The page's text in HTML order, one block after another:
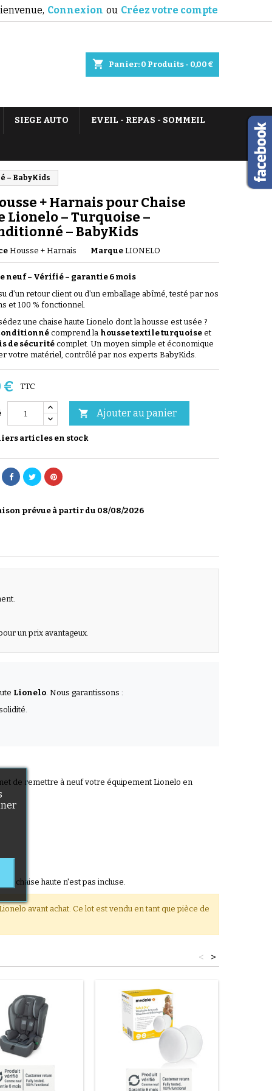
Connexion ou Créez votre compte
shopping_cart Panier: 0 Produits - 0,00 €
SIEGE AUTO EVEIL - REPAS - SOMMEIL
– BabyKids
+ Harnais pour Chaise
Lionelo – Turquoise –
– BabyKids
Housse + Harnais Marque LIONELO
neuf – Vérifié – garantie 6 mois
d’un retour client ou d’un emballage abîmé, testé par nos
et 100 % fonctionnel.
une chaise haute Lionelo dont la housse est usée ?
comprend la housse textile turquoise et
de sécurité complet. Un moyen simple et économique
votre matériel, contrôlé par nos experts BabyKids.
€ TTC
 Ajouter au panier
articles en stock
prévue à partir du 08/08/2026
un prix avantageux.
Lionelo. Nous garantissons :
de remettre à neuf votre équipement Lionelo en
la chaise haute n'est pas incluse.
avant achat. Ce lot est vendu en tant que pièce de
>
<